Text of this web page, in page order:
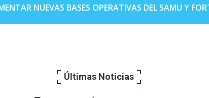
NUEVAS BASES OPERATIVAS DEL SAMU Y
Últimas Noticias